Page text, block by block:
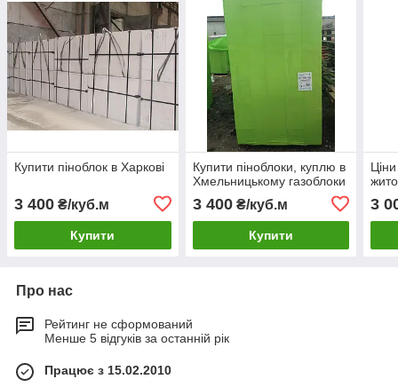
Купити піноблок в Харкові
3 400 ₴/куб.м
Купити
Купити піноблоки, куплю в
Хмельницькому газоблоки
3 400₴/куб.м
Купити
3
Про нас
Рейтинг не сформований
Менше 5 відгуків за останній рік
Працює з 15.02.2010